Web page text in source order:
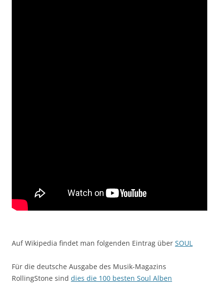
Auf Wikipedia findet man folgenden Eintrag über SOUL
Für die deutsche Ausgabe des Musik-Magazins
RollingStone sind dies die 100 besten Soul Alben